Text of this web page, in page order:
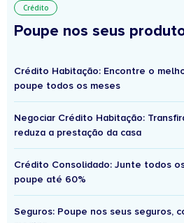
Crédito
Poupe nos seus
Crédito Habitação: Encontre o
poupe todos os meses
Negociar Crédito Habitação:
reduza a prestação da casa
Crédito Consolidado: Junte todos
poupe até 60%
Seguros: Poupe nos seus seguros,